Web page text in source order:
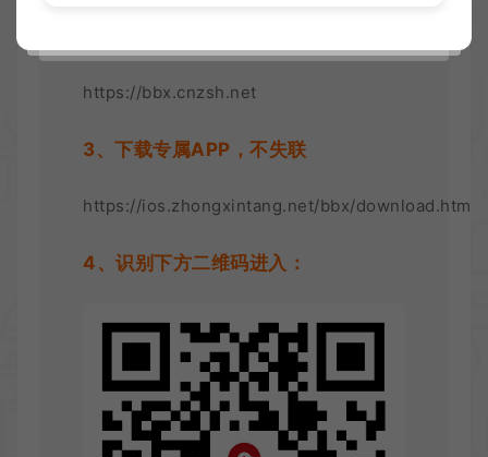
https://bbx.cnzsh.net
3、下载专属APP，不失联
https://ios.zhongxintang.net/bbx/download.html
4、识别下方二维码进入：